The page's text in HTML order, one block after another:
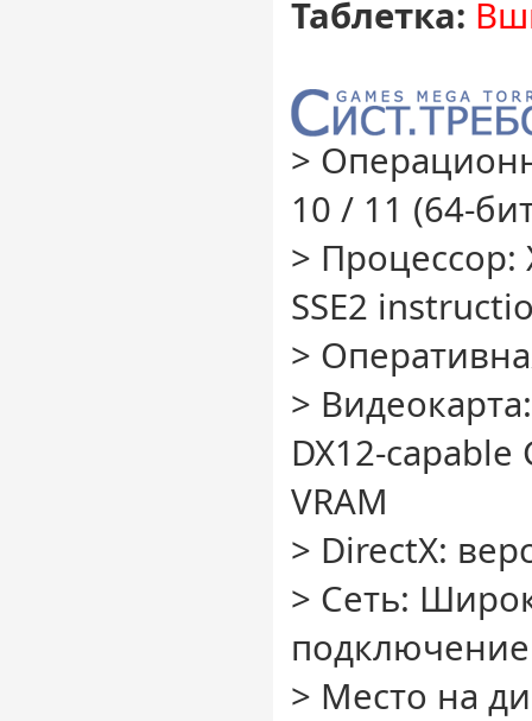
Таблетка:
>
10 / 11 (64-
>
SSE2
>
>
DX12-capable
VRAM
> DirectX:
> Сеть:
> Место на